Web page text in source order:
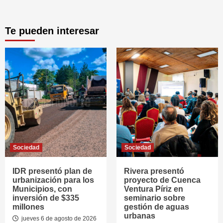
Te pueden interesar
Sociedad
IDR presentó plan de
urbanización para los
Municipios, con
inversión de $335
millones
jueves 6 de agosto de 2026
Sociedad
Rivera presentó
proyecto de Cuenca
Ventura Píriz en
seminario sobre
gestión de aguas
urbanas